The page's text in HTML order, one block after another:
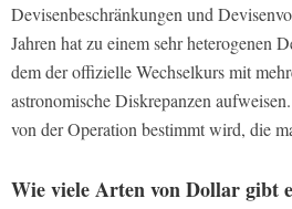
Devisenbeschränkungen und
Jahren hat zu einem sehr heterogenen
dem der offizielle Wechselkurs mit
astronomische Diskrepanzen
von der Operation bestimmt wird, die
Wie viele Arten von Dollar gibt